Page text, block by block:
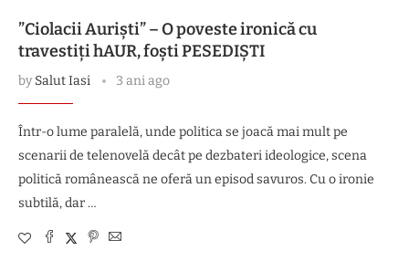
”Ciolacii Auriști” – O poveste ironică cu
travestiți hAUR, foști PESEDIȘTI
bySalut Iasi 3 ani ago
Într-o lume paralelă, unde politica se joacă mai mult pe
scenarii de telenovelă decât pe dezbateri ideologice, scena
politică românească ne oferă un episod savuros. Cu o ironie
subtilă, dar …